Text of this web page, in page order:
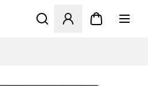
Öppnar en Modal för att